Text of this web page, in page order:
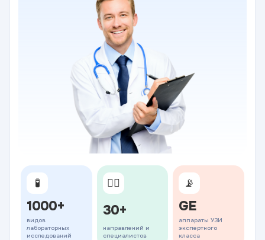
🧪
1000+
видов
лабораторных
исследований
👨‍⚕️
30+
направлений и
специалистов
📡
GE
аппараты УЗИ
экспертного
класса